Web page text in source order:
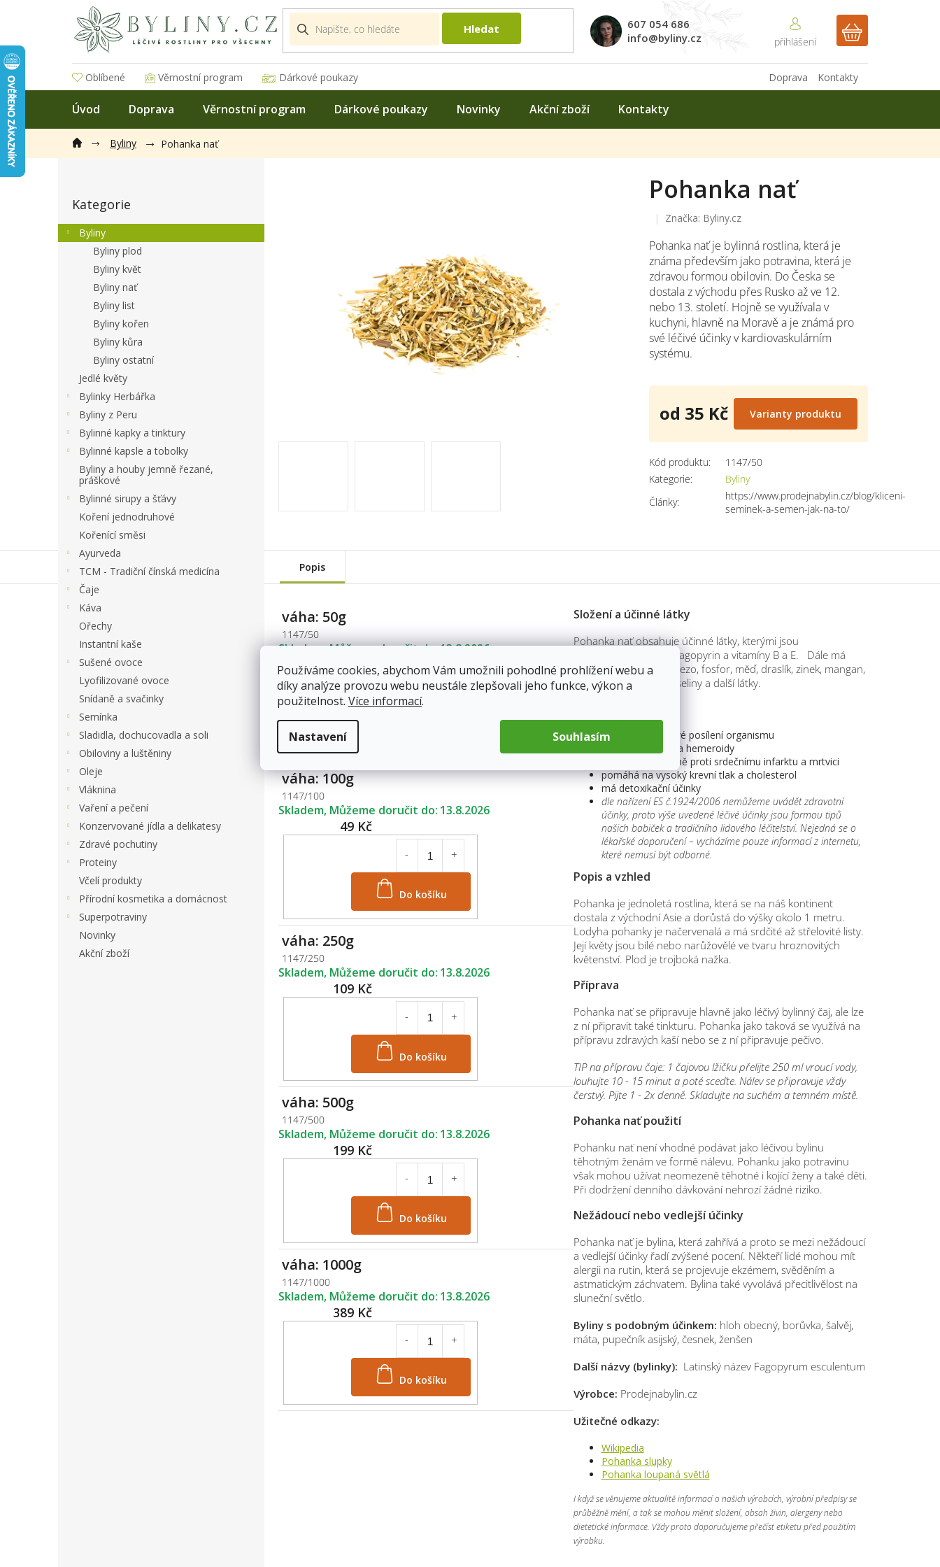
Používáme cookies, abychom Vám umožnili pohodlné prohlížení webu a
díky analýze provozu webu neustále zlepšovali jeho funkce, výkon a
použitelnost. Více informací.
Nastavení Souhlasím
Hledat
607 054 686
info@byliny.cz
NÁKUPNÍ
Oblíbené Věrnostní program Dárkové poukazy Kontakty
Doprava
Úvod Doprava Věrnostní program Dárkové poukazy Novinky Akční zboží Kontakty
Byliny Pohanka nať
r
a
kategorie
Kategorie
Byliny
Byliny plod
Byliny květ
Byliny nať
Byliny list
Byliny kořen
Byliny kůra
Byliny ostatní
Jedlé květy
Bylinky Herbářka
Byliny z Peru
Bylinné kapky a tinktury
Bylinné kapsle a tobolky
Byliny a houby jemně řezané,
práškové
Bylinné sirupy a šťávy
Koření jednodruhové
Kořenící směsi
Ayurveda
TCM - Tradiční čínská medicína
Čaje
Káva
Ořechy
Instantní kaše
Sušené ovoce
Lyofilizované ovoce
Snídaně a svačinky
Semínka
Sladidla, dochucovadla a soli
Obiloviny a luštěniny
Oleje
Vláknina
Vaření a pečení
Konzervované jídla a delikatesy
Zdravé pochutiny
Proteiny
Včelí produkty
Přírodní kosmetika a domácnost
Superpotraviny
Novinky
Akční zboží
Pohanka nať je bylinná rostlina, která je
známa především jako potravina, která je
zdravou formou obilovin. Do Česka se
dostala z východu přes Rusko až ve 12.
nebo 13. století. Hojně se využívala v
kuchyni, hlavně na Moravě a je známá pro
své léčivé účinky v kardiovaskulárním
systému.
Pohanka nať
Značka: Byliny.cz
Kód produktu:
1147/50
Kategorie:
Byliny
Články:
https://www.prodejnabylin.cz/blog/kliceni-
seminek-a-semen-jak-na-to/
od 35 Kč
cena:
Varianty produktu
Popis
váha: 50g
1147/50
35 Kč
Skladem 13.8.2026
váha: 100g
1147/100
49 Kč
Do košíku
Skladem 13.8.2026
váha: 250g
1147/250
109 Kč
Skladem 13.8.2026
váha: 500g
1147/500
199 Kč
Do košíku
Skladem 13.8.2026
váha: 1000g
1147/1000
389 Kč
Do košíku
Skladem 13.8.2026
Složení a účinné látky
Pohanka nať obsahuje účinné látky, kterými jsou
flavonoglykosid rutin, fagopyrin a vitamíny B a E. Dále má
obsah prvků jako je železo, fosfor, měď, draslík, zinek, mangan,
bílkoviny, organické kyseliny a další látky.
vhodná na celkové posílení organismu
léčí křečové žíly a hemeroidy
působí preventivně proti srdečnímu infarktu a mrtvici
pomáhá na vysoký krevní tlak a cholesterol
má detoxikační účinky
dle nařízení ES č.1924/2006 nemůžeme uvádět zdravotní
účinky, proto výše uvedené léčivé účinky jsou formou tipů
našich babiček a tradičního lidového léčitelství. Nejedná se o
lékařské doporučení – vycházíme pouze informací z internetu,
které nemusí být odborné.
Popis a vzhled
Pohanka je jednoletá rostlina, která se na náš kontinent
dostala z východní Asie a dorůstá do výšky okolo 1 metru.
Lodyha pohanky je načervenalá a má srdčité až střelovité listy.
Její květy jsou bílé nebo narůžovělé ve tvaru hroznovitých
květenství. Plod je trojboká nažka.
Příprava
Pohanka nať se připravuje hlavně jako léčivý bylinný čaj, ale lze
z ní připravit také tinkturu. Pohanka jako taková se využívá na
přípravu zdravých kaší nebo se z ní připravuje pečivo.
TIP na přípravu čaje: 1 čajovou lžičku přelijte 250 ml vroucí vody,
louhujte 10 - 15 minut a poté sceďte. Nálev se připravuje vždy
čerstvý. Pijte 1 - 2x denně. Skladujte na suchém a temném místě.
Pohanka nať použití
Pohanku nať není vhodné podávat jako léčivou bylinu
těhotným ženám ve formě nálevu. Pohanku jako potravinu
však mohou užívat neomezeně těhotné i kojící ženy a také děti.
Při dodržení denního dávkování nehrozí žádné riziko.
Nežádoucí nebo vedlejší účinky
Pohanka nať je bylina, která zahřívá a proto se mezi nežádoucí
a vedlejší účinky řadí zvýšené pocení. Někteří lidé mohou mít
alergii na rutin, která se projevuje ekzémem, svěděním a
astmatickým záchvatem. Bylina také vyvolává přecitlivělost na
sluneční světlo.
Byliny s podobným účinkem: hloh obecný, borůvka, šalvěj,
máta, pupečník asijský, česnek, ženšen
Další názvy (bylinky): Latinský název Fagopyrum esculentum
Výrobce: Prodejnabylin.cz
Užitečné odkazy:
Wikipedia
Pohanka slupky
Pohanka loupaná světlá
I když se věnujeme aktualitě informací o našich výrobcích, výrobní předpisy se
průběžně mění, a tak se mohou měnit složení, obsah živin, alergeny nebo
dietetické informace. Vždy proto doporučujeme přečíst etiketu před použitím
výrobku.